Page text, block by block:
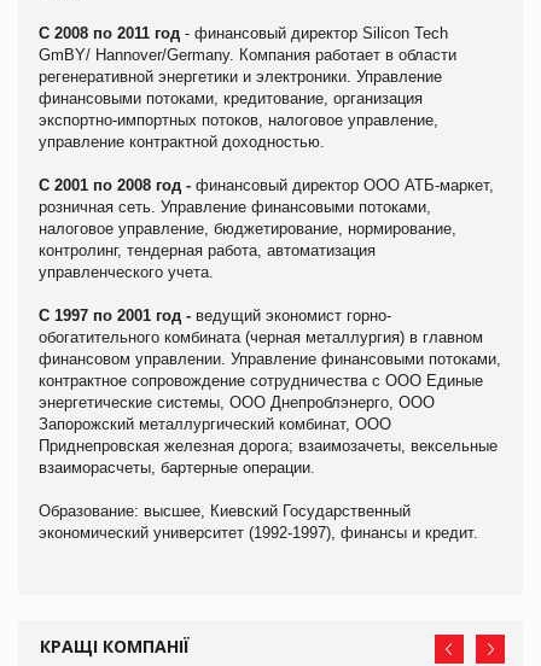
С 2008 по 2011 год - финансовый директор Silicon Tech
GmBY/ Hannover/Germany. Компания работает в области
регенеративной энергетики и электроники. Управление
финансовыми потоками, кредитование, организация
экспортно-импортных потоков, налоговое управление,
управление контрактной доходностью.
С 2001 по 2008 год - финансовый директор ООО АТБ-маркет,
розничная сеть. Управление финансовыми потоками,
налоговое управление, бюджетирование, нормирование,
контролинг, тендерная работа, автоматизация
управленческого учета.
С 1997 по 2001 год - ведущий экономист горно-
обогатительного комбината (черная металлургия) в главном
финансовом управлении. Управление финансовыми потоками,
контрактное сопровождение сотрудничества с ООО Единые
энергетические системы, ООО Днепроблэнерго, ООО
Запорожский металлургический комбинат, ООО
Приднепровская железная дорога; взаимозачеты, вексельные
взаиморасчеты, бартерные операции.
Образование: высшее, Киевский Государственный
экономический университет (1992-1997), финансы и кредит.
КРАЩІ КОМПАНІЇ